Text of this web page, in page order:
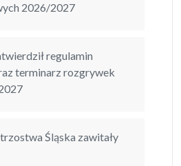
2026/2027
regulamin
terminarz rozgrywek
Śląska zawitały